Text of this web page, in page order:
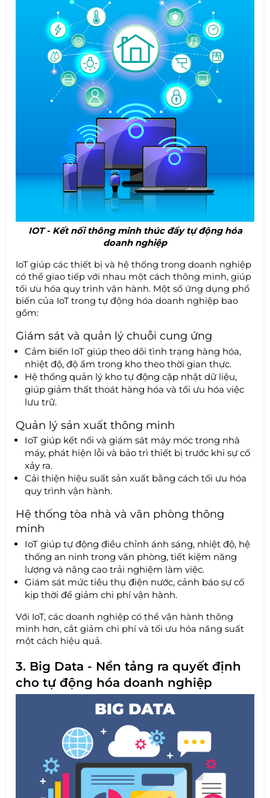
IOT - Kết nối thông minh thúc đẩy tự động hóa
doanh nghiệp
IoT giúp các thiết bị và hệ thống trong doanh nghiệp
có thể giao tiếp với nhau một cách thông minh, giúp
tối ưu hóa quy trình vận hành. Một số ứng dụng phổ
biến của IoT trong tự động hóa doanh nghiệp bao
gồm:
Giám sát và quản lý chuỗi cung ứng
Cảm biến IoT giúp theo dõi tình trạng hàng hóa,
nhiệt độ, độ ẩm trong kho theo thời gian thực.
Hệ thống quản lý kho tự động cập nhật dữ liệu,
giúp giảm thất thoát hàng hóa và tối ưu hóa việc
lưu trữ.
Quản lý sản xuất thông minh
IoT giúp kết nối và giám sát máy móc trong nhà
máy, phát hiện lỗi và bảo trì thiết bị trước khi sự cố
xảy ra.
Cải thiện hiệu suất sản xuất bằng cách tối ưu hóa
quy trình vận hành.
Hệ thống tòa nhà và văn phòng thông
minh
IoT giúp tự động điều chỉnh ánh sáng, nhiệt độ, hệ
thống an ninh trong văn phòng, tiết kiệm năng
lượng và nâng cao trải nghiệm làm việc.
Giám sát mức tiêu thụ điện nước, cảnh báo sự cố
kịp thời để giảm chi phí vận hành.
Với IoT, các doanh nghiệp có thể vận hành thông
minh hơn, cắt giảm chi phí và tối ưu hóa năng suất
một cách hiệu quả.
3. Big Data - Nền tảng ra quyết định
cho tự động hóa doanh nghiệp